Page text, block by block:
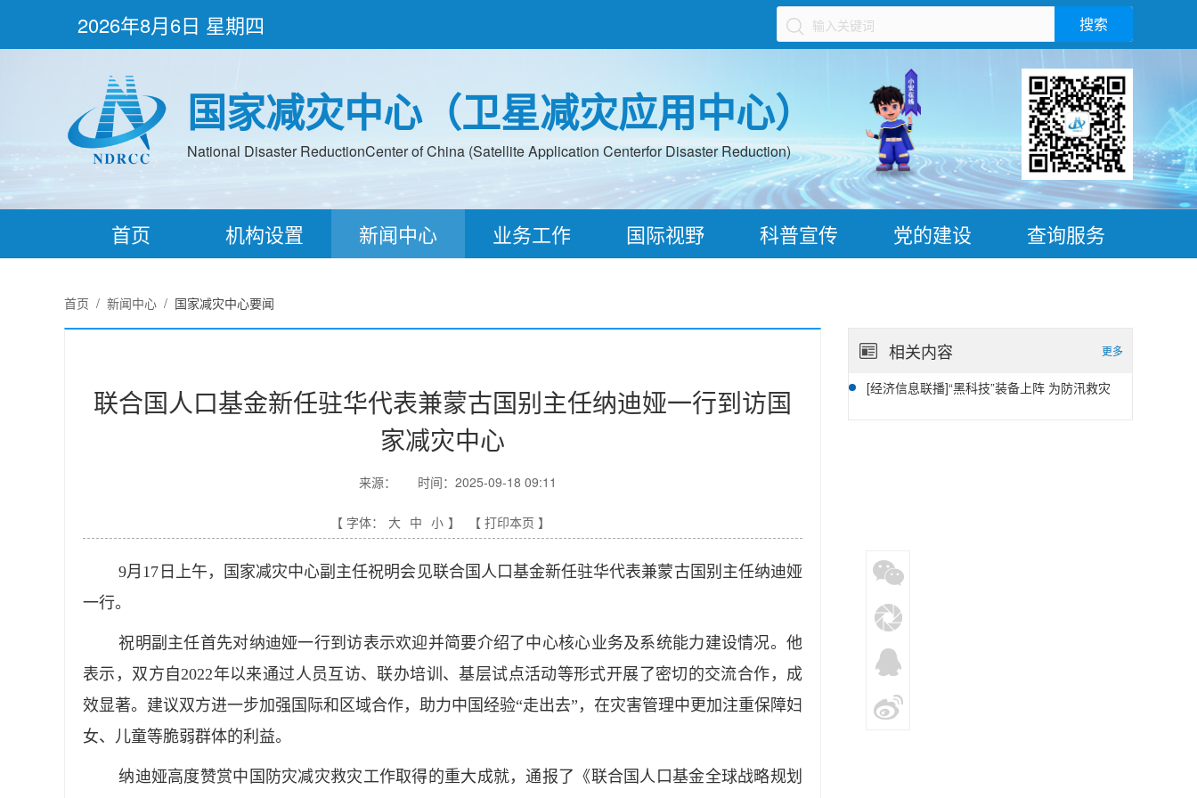
2026年8月6日 星期四 搜索
国家减灾中心（卫星减灾应用中心）
National Disaster ReductionCenter of China (Satellite Application Centerfor Disaster Reduction)
首页 机构设置 新闻中心 业务工作 国际视野 科普宣传 党的建设 查询服务
首页 / 新闻中心 / 国家减灾中心要闻
联合国人口基金新任驻华代表兼蒙古国别主任纳迪娅一行到访国
家减灾中心
来源： 时间：2025-09-18 09:11
【 字体： 大 中 小 】 【 打印本页 】
9月17日上午，国家减灾中心副主任祝明会见联合国人口基金新任驻华代表兼蒙古国别主任纳迪娅
一行。
祝明副主任首先对纳迪娅一行到访表示欢迎并简要介绍了中心核心业务及系统能力建设情况。他
表示，双方自2022年以来通过人员互访、联办培训、基层试点活动等形式开展了密切的交流合作，成
效显著。建议双方进一步加强国际和区域合作，助力中国经验“走出去”，在灾害管理中更加注重保障妇
女、儿童等脆弱群体的利益。
纳迪娅高度赞赏中国防灾减灾救灾工作取得的重大成就，通报了《联合国人口基金全球战略规划
相关内容 更多
[经济信息联播]“黑科技”装备上阵 为防汛救灾